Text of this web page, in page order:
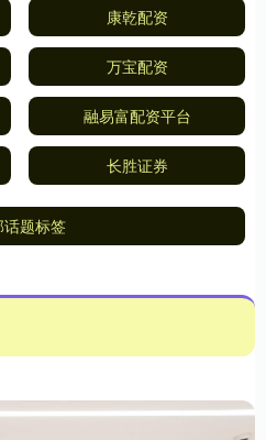
康乾配资
万宝配资
融易富配资平台
长胜证券
话题标签